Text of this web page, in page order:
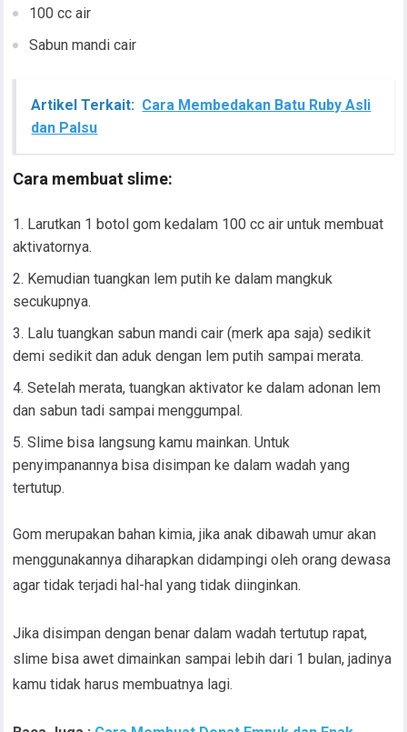
100 cc air
Sabun mandi cair
Artikel Terkait: Cara Membedakan Batu Ruby Asli
dan Palsu
Cara membuat slime:
Larutkan 1 botol gom kedalam 100 cc air untuk membuat
aktivatornya.
Kemudian tuangkan lem putih ke dalam mangkuk
secukupnya.
Lalu tuangkan sabun mandi cair (merk apa saja) sedikit
demi sedikit dan aduk dengan lem putih sampai merata.
Setelah merata, tuangkan aktivator ke dalam adonan lem
dan sabun tadi sampai menggumpal.
Slime bisa langsung kamu mainkan. Untuk
penyimpanannya bisa disimpan ke dalam wadah yang
tertutup.
Gom merupakan bahan kimia, jika anak dibawah umur akan
menggunakannya diharapkan didampingi oleh orang dewasa
agar tidak terjadi hal-hal yang tidak diinginkan.
Jika disimpan dengan benar dalam wadah tertutup rapat,
slime bisa awet dimainkan sampai lebih dari 1 bulan, jadinya
kamu tidak harus membuatnya lagi.